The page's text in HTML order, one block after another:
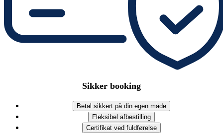
Sikker booking
Betal sikkert på din egen måde
Fleksibel afbestilling
Certifikat ved fuldførelse